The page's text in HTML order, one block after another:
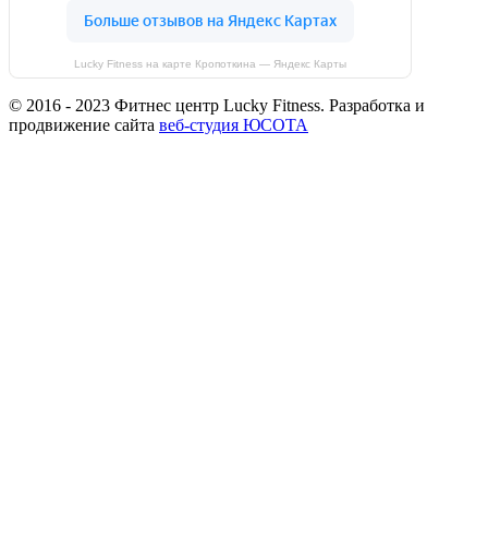
Lucky Fitness на карте Кропоткина — Яндекс Карты
© 2016 - 2023 Фитнес центр Lucky Fitness. Разработка и
продвижение сайта веб-студия ЮСОТА